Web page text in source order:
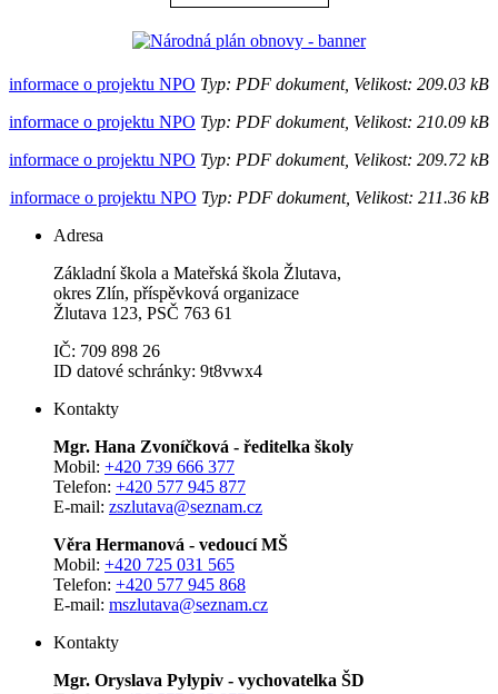
informace o projektu NPO Typ: PDF dokument, Velikost: 209.03 kB
informace o projektu NPO Typ: PDF dokument, Velikost: 210.09 kB
informace o projektu NPO Typ: PDF dokument, Velikost: 209.72 kB
informace o projektu NPO Typ: PDF dokument, Velikost: 211.36 kB
Adresa
Základní škola a Mateřská škola Žlutava,
okres Zlín, příspěvková organizace
Žlutava 123, PSČ 763 61
IČ: 709 898 26
ID datové schránky: 9t8vwx4
Kontakty
Mgr. Hana Zvoníčková - ředitelka školy
Mobil: +420 739 666 377
Telefon: +420 577 945 877
E-mail: zszlutava@seznam.cz
Věra Hermanová - vedoucí MŠ
Mobil: +420 725 031 565
Telefon: +420 577 945 868
E-mail: mszlutava@seznam.cz
Kontakty
Mgr. Oryslava Pylypiv - vychovatelka ŠD